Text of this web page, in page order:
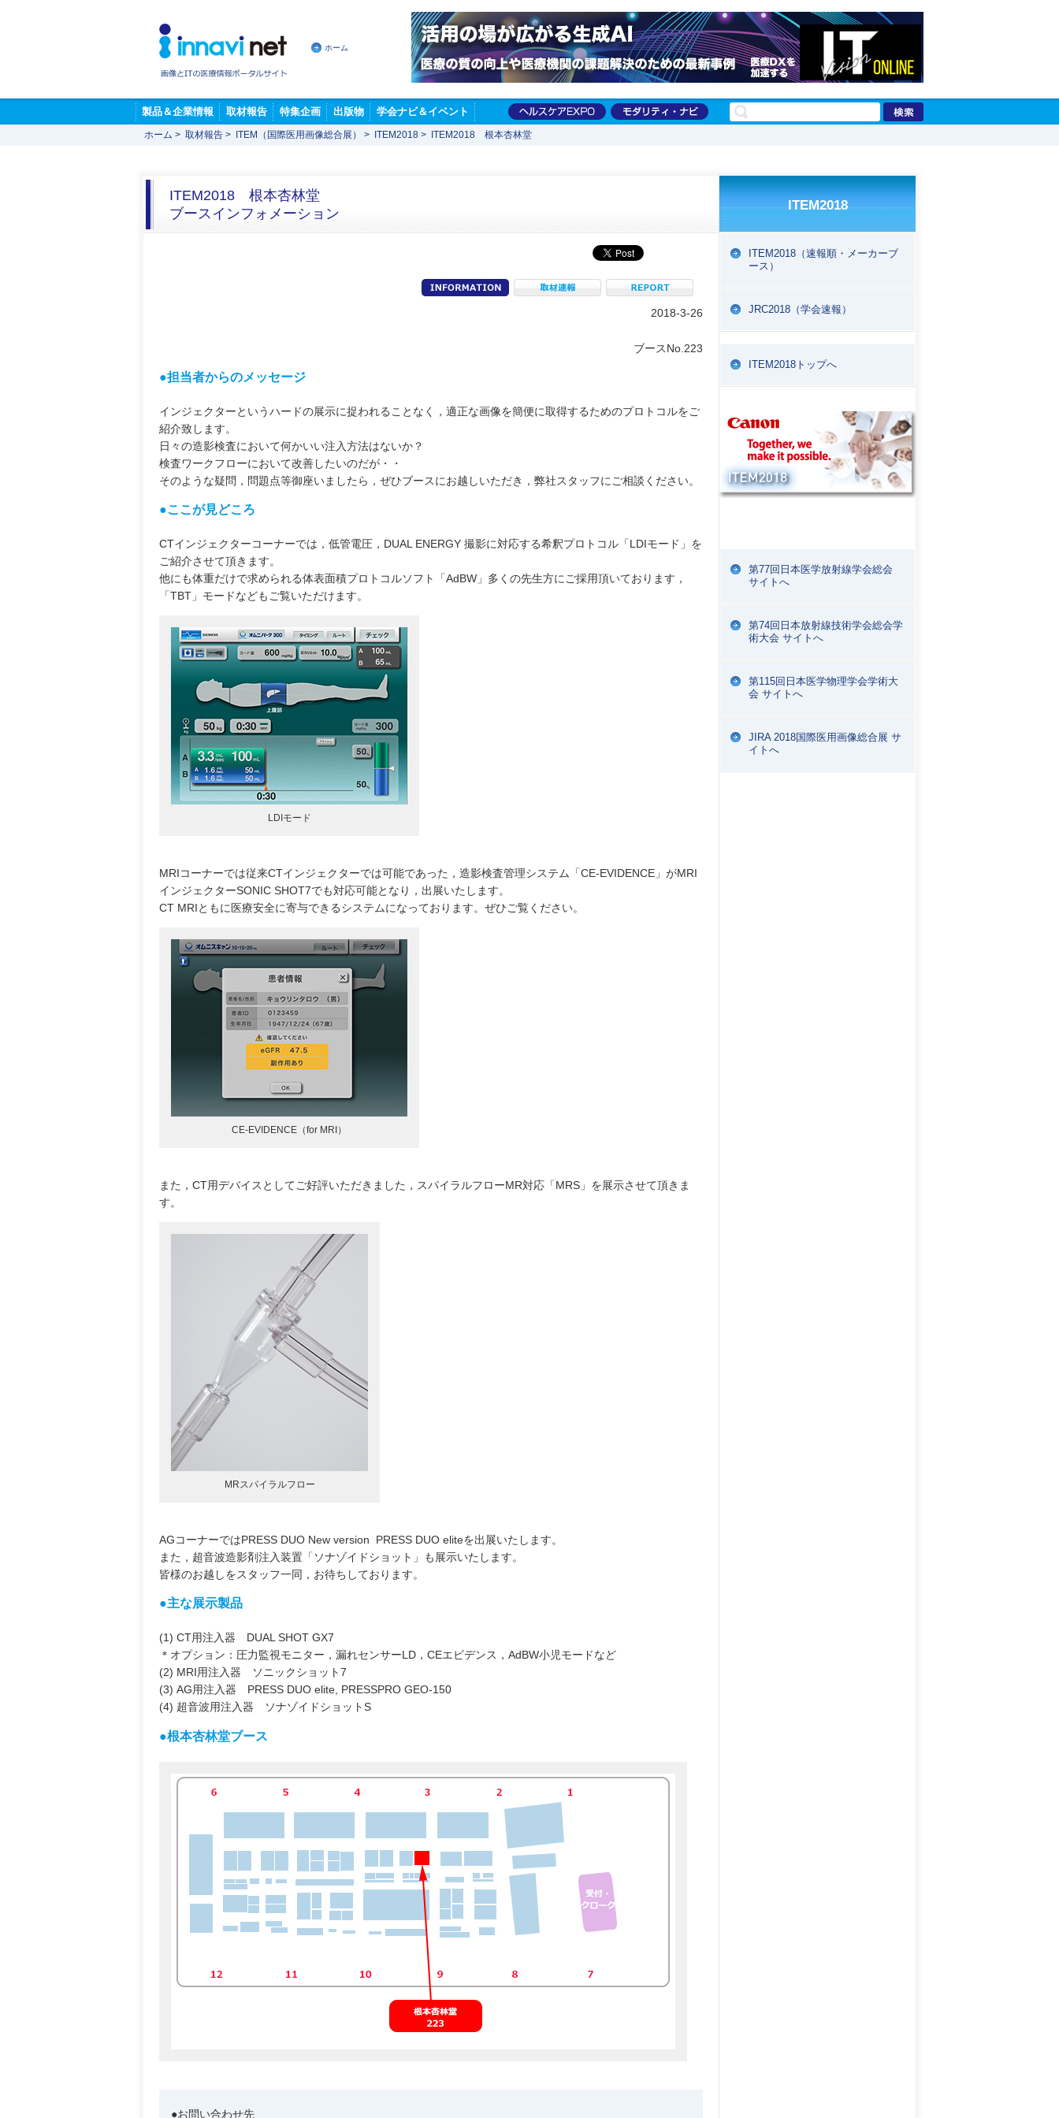
ホーム
製品＆企業情報 取材報告 特集企画 出版物 学会ナビ＆イベント
ホーム > 取材報告 > ITEM（国際医用画像総合展） > ITEM2018 > ITEM2018 根本杏林堂
ITEM2018 根本杏林堂
ブースインフォメーション
information 取材速報 REPORT
2018-3-26
ブースNo.223
●担当者からのメッセージ
インジェクターというハードの展示に捉われることなく，適正な画像を簡便に取得するためのプロトコルをご
紹介致します。
日々の造影検査において何かいい注入方法はないか？
検査ワークフローにおいて改善したいのだが・・
そのような疑問，問題点等御座いましたら，ぜひブースにお越しいただき，弊社スタッフにご相談ください。
●ここが見どころ
CTインジェクターコーナーでは，低管電圧，DUAL ENERGY 撮影に対応する希釈プロトコル「LDIモード」を
ご紹介させて頂きます。
他にも体重だけで求められる体表面積プロトコルソフト「AdBW」多くの先生方にご採用頂いております，
「TBT」モードなどもご覧いただけます。
LDIモード
MRIコーナーでは従来CTインジェクターでは可能であった，造影検査管理システム「CE-EVIDENCE」がMRI
インジェクターSONIC SHOT7でも対応可能となり，出展いたします。
CT MRIともに医療安全に寄与できるシステムになっております。ぜひご覧ください。
CE-EVIDENCE（for MRI）
また，CT用デバイスとしてご好評いただきました，スパイラルフローMR対応「MRS」を展示させて頂きま
す。
MRスパイラルフロー
AGコーナーではPRESS DUO New version PRESS DUO eliteを出展いたします。
また，超音波造影剤注入装置「ソナゾイドショット」も展示いたします。
皆様のお越しをスタッフ一同，お待ちしております。
●主な展示製品
(1) CT用注入器 DUAL SHOT GX7
＊オプション：圧力監視モニター，漏れセンサーLD，CEエビデンス，AdBW小児モードなど
(2) MRI用注入器 ソニックショット7
(3) AG用注入器 PRESS DUO elite, PRESSPRO GEO-150
(4) 超音波用注入器 ソナゾイドショットS
●根本杏林堂ブース
●お問い合わせ先
ITEM2018
ITEM2018（速報順・メーカーブ
ース）
JRC2018（学会速報）
ITEM2018トップへ
第77回日本医学放射線学会総会
サイトへ
第74回日本放射線技術学会総会学
術大会 サイトへ
第115回日本医学物理学会学術大
会 サイトへ
JIRA 2018国際医用画像総合展 サ
イトへ